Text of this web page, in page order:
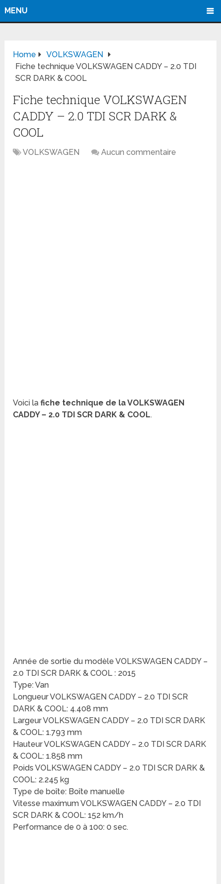
MENU
Home
VOLKSWAGEN
Fiche technique VOLKSWAGEN CADDY – 2.0 TDI
SCR DARK & COOL
Fiche technique VOLKSWAGEN
CADDY – 2.0 TDI SCR DARK &
COOL
VOLKSWAGEN Aucun commentaire
Voici la fiche technique de la VOLKSWAGEN
CADDY – 2.0 TDI SCR DARK & COOL.
Année de sortie du modèle VOLKSWAGEN CADDY –
2.0 TDI SCR DARK & COOL : 2015
Type: Van
Longueur VOLKSWAGEN CADDY – 2.0 TDI SCR
DARK & COOL: 4.408 mm
Largeur VOLKSWAGEN CADDY – 2.0 TDI SCR DARK
& COOL: 1.793 mm
Hauteur VOLKSWAGEN CADDY – 2.0 TDI SCR DARK
& COOL: 1.858 mm
Poids VOLKSWAGEN CADDY – 2.0 TDI SCR DARK &
COOL: 2.245 kg
Type de boîte: Boîte manuelle
Vitesse maximum VOLKSWAGEN CADDY – 2.0 TDI
SCR DARK & COOL: 152 km/h
Performance de 0 à 100: 0 sec.